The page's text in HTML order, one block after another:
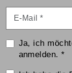
Ja, ich
anmelden.*